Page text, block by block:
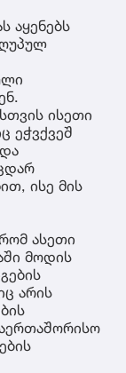
აყენებს
ისეთი
ეჭვქვეშ
ისე მის
ასეთი
მოდის
არის